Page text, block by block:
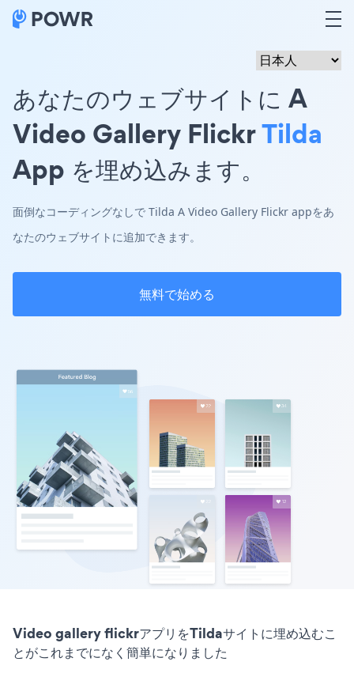
あなたのウェブサイトに A
Video Gallery FlickrTilda
App を埋め込みます。
面倒なコーディングなしで Tilda A Video Gallery Flickr appをあ
なたのウェブサイトに追加できます。
無料で始める
Video gallery flickrアプリをTildaサイトに埋め込むこ
とがこれまでになく簡単になりました